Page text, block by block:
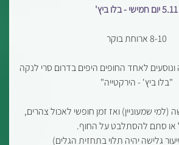
5.11 יום חמישי - בלו ביץ'
8-10 ארוחת בוקר
ונוסעים לאחד החופים היפים בדרום סרי לנקה
"בלו ביץ' - הירקטייה"
(למי שמעוניין) ואז זמן חופשי לאכול צהרים,
או סתם להסתלבט על החוף.
גלישה יהיה תלוי בתחזית הגלים)